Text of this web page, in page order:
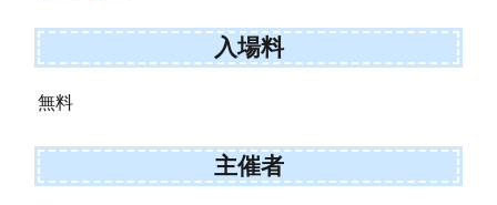
入場料
無料
主催者